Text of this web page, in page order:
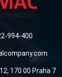
994-400
170 00 Praha 7